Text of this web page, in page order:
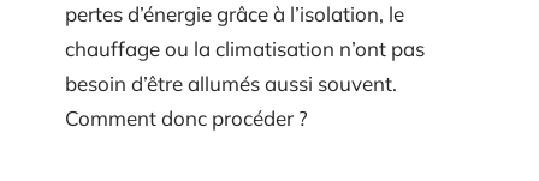
pertes d’énergie grâce à l’isolation, le
chauffage ou la climatisation n’ont pas
besoin d’être allumés aussi souvent.
Comment donc procéder ?